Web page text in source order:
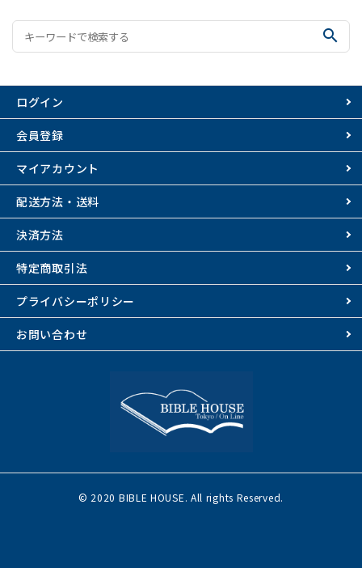
search
ログイン
会員登録
マイアカウント
配送方法・送料
決済方法
特定商取引法
プライバシーポリシー
お問い合わせ
© 2020 BIBLE HOUSE. All rights Reserved.